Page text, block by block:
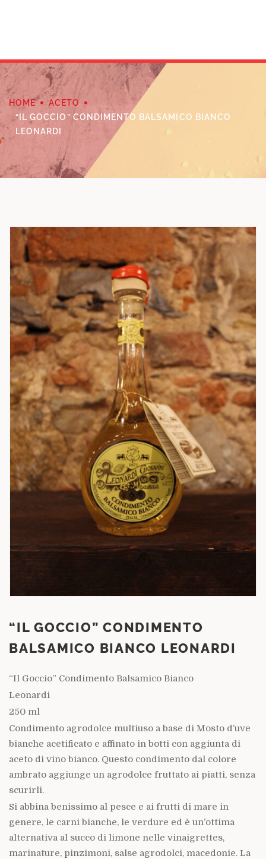
HOME
ACETO
“IL GOCCIO” CONDIMENTO BALSAMICO BIANCO
LEONARDI
“IL GOCCIO” CONDIMENTO
BALSAMICO BIANCO LEONARDI
“Il Goccio” Condimento Balsamico Bianco
Leonardi
250 ml
Condimento agrodolce multiuso a base di Mosto d’uve
bianche acetificato e affinato in botti con aggiunta di
aceto di vino bianco. Questo condimento dal colore
ambrato aggiunge un agrodolce fruttato ai piatti, senza
scurirli.
Si abbina benissimo al pesce e ai frutti di mare in
genere, le carni bianche, le verdure ed è un’ottima
alternativa al succo di limone nelle vinaigrettes,
marinature, pinzimoni, salse agrodolci, macedonie. La